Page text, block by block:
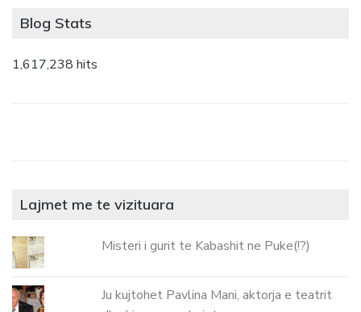
Blog Stats
1,617,238 hits
Lajmet me te vizituara
Misteri i gurit te Kabashit ne Puke(!?)
Ju kujtohet Pavlina Mani, aktorja e teatrit